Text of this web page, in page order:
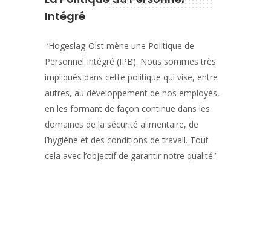
Intégré
‘Hogeslag-Olst mène une Politique de
Personnel Intégré (IPB). Nous sommes très
impliqués dans cette politique qui vise, entre
autres, au développement de nos employés,
en les formant de façon continue dans les
domaines de la sécurité alimentaire, de
l’hygiène et des conditions de travail. Tout
cela avec l’objectif de garantir notre qualité.’